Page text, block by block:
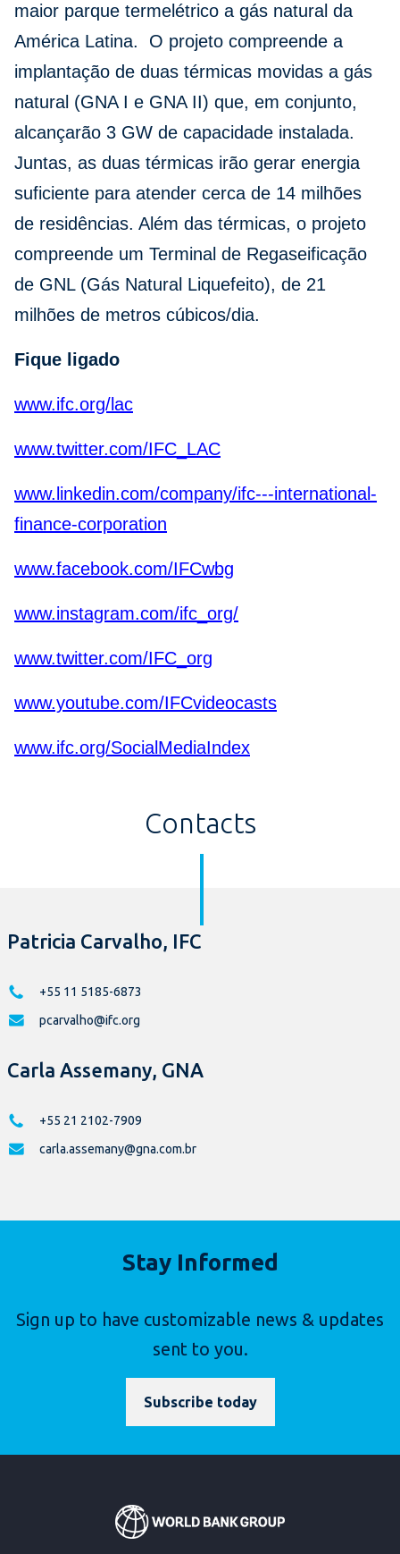
maior parque termelétrico a gás natural da
América Latina. O projeto compreende a
implantação de duas térmicas movidas a gás
natural (GNA I e GNA II) que, em conjunto,
alcançarão 3 GW de capacidade instalada.
Juntas, as duas térmicas irão gerar energia
suficiente para atender cerca de 14 milhões
de residências. Além das térmicas, o projeto
compreende um Terminal de Regaseificação
de GNL (Gás Natural Liquefeito), de 21
milhões de metros cúbicos/dia.
Fique ligado
www.ifc.org/lac
www.twitter.com/IFC_LAC
www.linkedin.com/company/ifc---international-
finance-corporation
www.facebook.com/IFCwbg
www.instagram.com/ifc_org/
www.twitter.com/IFC_org
www.youtube.com/IFCvideocasts
www.ifc.org/SocialMediaIndex
Contacts
Patricia Carvalho, IFC
+55 11 5185-6873
pcarvalho@ifc.org
Carla Assemany, GNA
+55 21 2102-7909
carla.assemany@gna.com.br
Stay Informed
Sign up to have customizable news & updates
sent to you.
Subscribe today